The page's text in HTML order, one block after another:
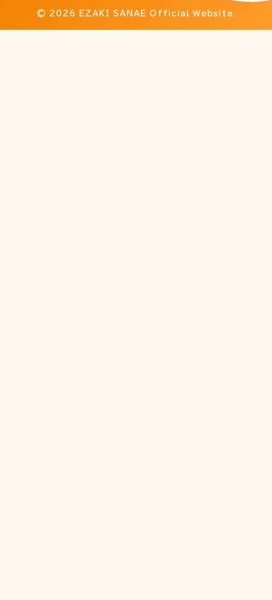
© 2026 EZAKI SANAE Official Website.